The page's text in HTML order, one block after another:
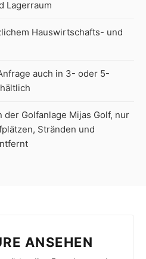
Lagerraum
Hauswirtschafts- und
auch in 3- oder 5-
Golfanlage Mijas Golf, nur
Stränden und
ANSEHEN